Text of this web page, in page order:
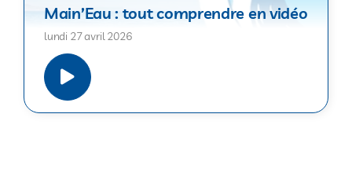
Main’Eau : tout comprendre en vidéo
lundi 27 avril 2026